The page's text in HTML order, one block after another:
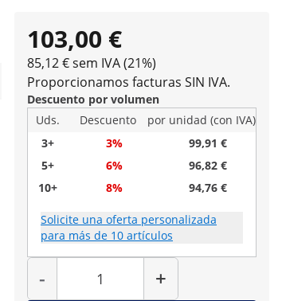
103,00 €
85,12 € sem IVA (21%)
Proporcionamos facturas SIN IVA.
Descuento por volumen
Uds.
Descuento
por unidad (con IVA)
3+
3%
99,91 €
5+
6%
96,82 €
10+
8% 94,76 €
Solicite una oferta personalizada
para más de 10 artículos
-
Cantidad
+